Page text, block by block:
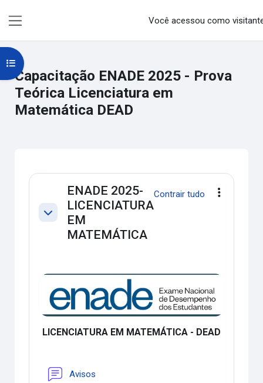
Você acessou como
Capacitação ENADE 2025 - Prova
Teórica Licenciatura em
Matemática DEAD
Abrir índice do curso
Curso: Capacitação ENADE 2025 -
Contrair
ENADE 2025-
LICENCIATURA
EM
MATEMÁTICA
Contrair tudo Editar
LICENCIATURA EM MATEMÁTICA - DEAD
Avisos